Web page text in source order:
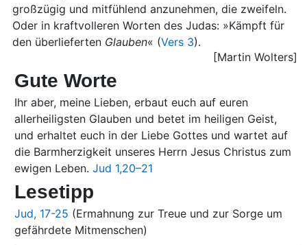
großzügig und mitfühlend anzunehmen, die zweifeln.
Oder in kraftvolleren Worten des Judas: »Kämpft für
den überlieferten Glauben« (Vers 3).
[Martin Wolters]
Gute Worte
Ihr aber, meine Lieben, erbaut euch auf euren
allerheiligsten Glauben und betet im heiligen Geist,
und erhaltet euch in der Liebe Gottes und wartet auf
die Barmherzigkeit unseres Herrn Jesus Christus zum
ewigen Leben. Jud 1,20–21
Lesetipp
Jud, 17-25 (Ermahnung zur Treue und zur Sorge um
gefährdete Mitmenschen)